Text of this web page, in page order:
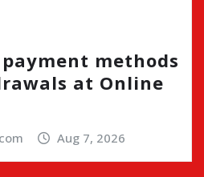
methods
at Online
Aug 7, 2026